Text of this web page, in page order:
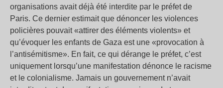
organisations avait déjà été interdite par le préfet de
Paris. Ce dernier estimait que dénoncer les violences
policières pouvait «attirer des éléments violents» et
qu’évoquer les enfants de Gaza est une «provocation à
l’antisémitisme». En fait, ce qui dérange le préfet, c’est
uniquement lorsqu’une manifestation dénonce le racisme
et le colonialisme. Jamais un gouvernement n’avait